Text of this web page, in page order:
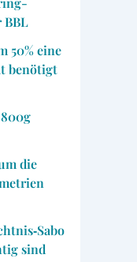
BBL
50% eine
benötigt
die
sind